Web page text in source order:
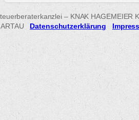
– KNAK HAGEMEIER
Datenschutzerklärung